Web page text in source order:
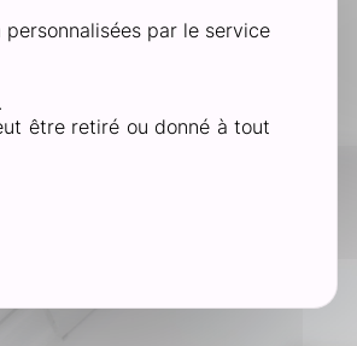
par le service
être retiré ou donné à tout